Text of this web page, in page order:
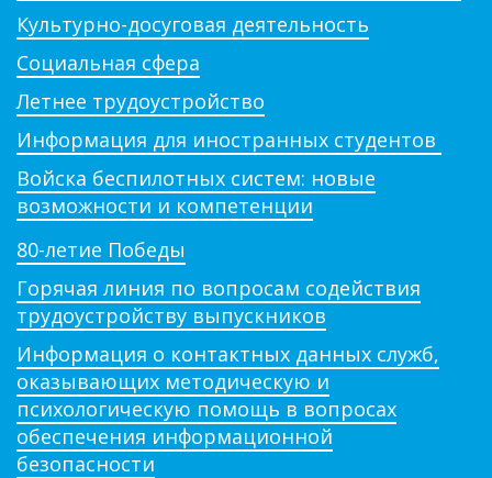
Культурно-досуговая деятельность
Социальная сфера
Летнее трудоустройство
Информация для иностранных студентов
Войска беспилотных систем: новые
возможности и компетенции
80-летие Победы
Горячая линия по вопросам содействия
трудоустройству выпускников
Информация о контактных данных служб,
оказывающих методическую и
психологическую помощь в вопросах
обеспечения информационной
безопасности